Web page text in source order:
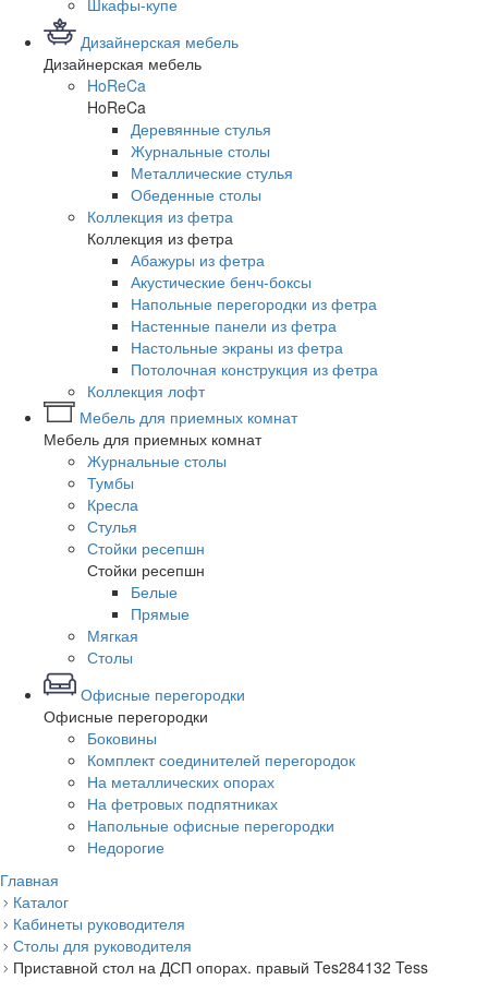
Шкафы-купе
Дизайнерская мебель
Дизайнерская мебель
HoReCa
HoReCa
Деревянные стулья
Журнальные столы
Металлические стулья
Обеденные столы
Коллекция из фетра
Коллекция из фетра
Абажуры из фетра
Акустические бенч-боксы
Напольные перегородки из фетра
Настенные панели из фетра
Настольные экраны из фетра
Потолочная конструкция из фетра
Коллекция лофт
Мебель для приемных комнат
Мебель для приемных комнат
Журнальные столы
Тумбы
Кресла
Стулья
Стойки ресепшн
Стойки ресепшн
Белые
Прямые
Мягкая
Столы
Офисные перегородки
Офисные перегородки
Боковины
Комплект соединителей перегородок
На металлических опорах
На фетровых подпятниках
Напольные офисные перегородки
Недорогие
Главная
Каталог
Кабинеты руководителя
Столы для руководителя
Приставной стол на ДСП опорах. правый Tes284132 Tess